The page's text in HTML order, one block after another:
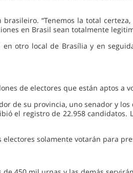
“Tenemos la total
en Brasil sean totalmente
otro local de Brasília y en
de electores que están aptos a
de su provincia, uno senador y
el registro de 22.958 candidatos.
solamente votarán para